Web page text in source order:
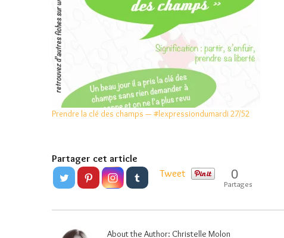
Prendre la clé des champs — #lexpressiondumardi 27/52
Partager cet article
Tweet
0
Partages
About the Author: Christelle Molon